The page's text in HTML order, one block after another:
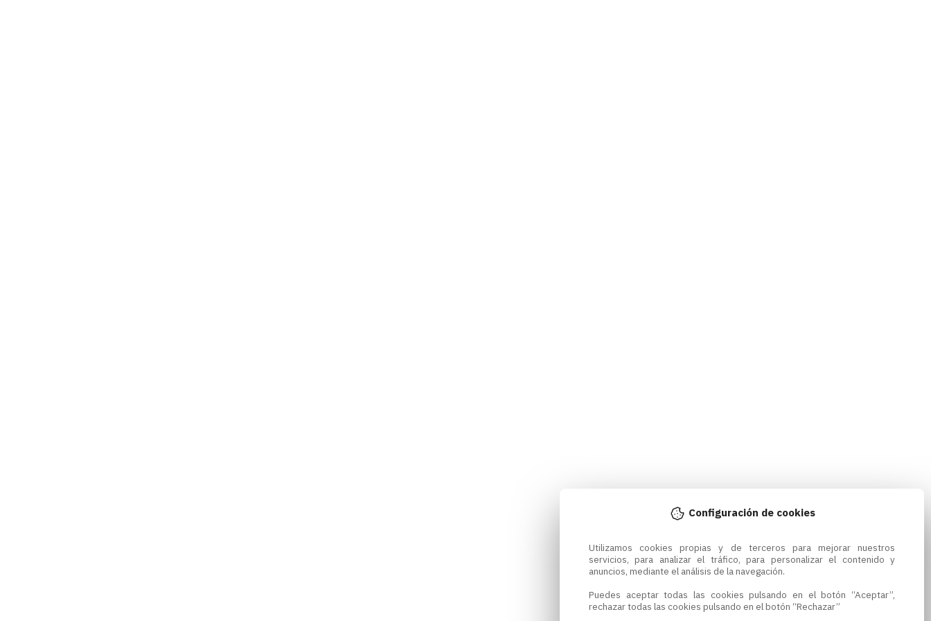
Configuración de cookies
Utilizamos cookies propias y de terceros para mejorar nuestros
servicios, para analizar el tráfico, para personalizar el contenido y
anuncios, mediante el análisis de la navegación.
Puedes aceptar todas las cookies pulsando en el botón “Aceptar”,
rechazar todas las cookies pulsando en el botón “Rechazar”